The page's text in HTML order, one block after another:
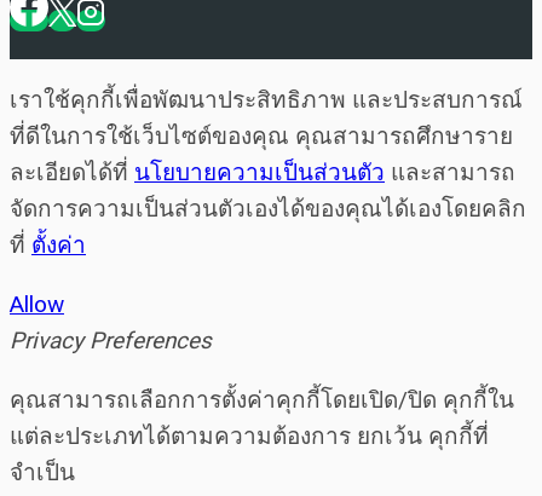
เราใช้คุกกี้เพื่อพัฒนาประสิทธิภาพ และประสบการณ์
ที่ดีในการใช้เว็บไซต์ของคุณ คุณสามารถศึกษาราย
ละเอียดได้ที่ นโยบายความเป็นส่วนตัว และสามารถ
จัดการความเป็นส่วนตัวเองได้ของคุณได้เองโดยคลิก
ที่ ตั้งค่า
Allow
Privacy Preferences
คุณสามารถเลือกการตั้งค่าคุกกี้โดยเปิด/ปิด คุกกี้ใน
แต่ละประเภทได้ตามความต้องการ ยกเว้น คุกกี้ที่
จำเป็น